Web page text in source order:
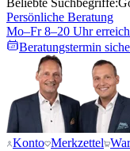
Beliebte Suchbegriffe:
Persönliche Beratung
Mo–Fr 8–20 Uhr
Beratungstermin
Konto Merkzettel